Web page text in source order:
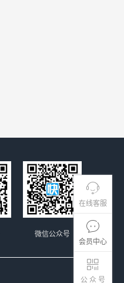
在线客服
会员中心
公 众 号
微信公众号